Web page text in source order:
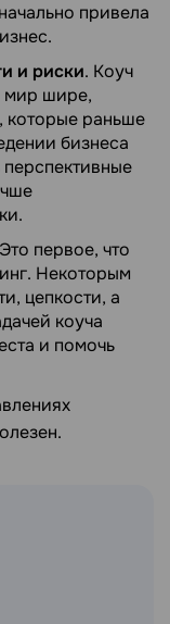
привела
и риски. Коуч
мир шире,
которые раньше
бизнеса
первое, что
Некоторым
цепкости, а
коуча
и помочь